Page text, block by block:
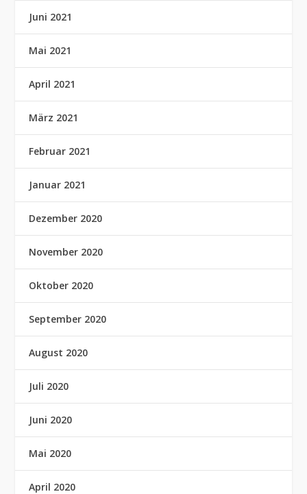
Juni 2021
Mai 2021
April 2021
März 2021
Februar 2021
Januar 2021
Dezember 2020
November 2020
Oktober 2020
September 2020
August 2020
Juli 2020
Juni 2020
Mai 2020
April 2020